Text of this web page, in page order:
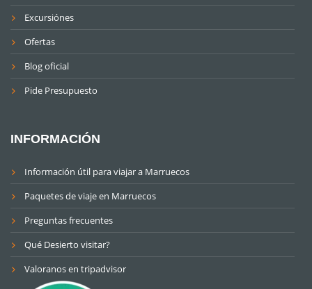
Excursiónes
Ofertas
Blog oficial
Pide Presupuesto
INFORMACIÓN
Información útil para viajar a Marruecos
Paquetes de viaje en Marruecos
Preguntas frecuentes
Qué Desierto visitar?
Valoranos en tripadvisor